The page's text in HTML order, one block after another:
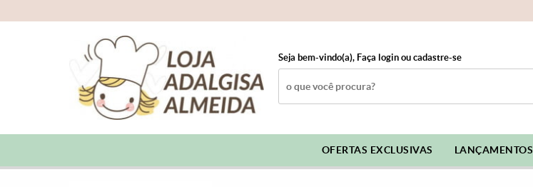
Seja bem-vindo(a), Faça login ou cadastre-se
OFERTAS EXCLUSIVAS LANÇAMENTOS